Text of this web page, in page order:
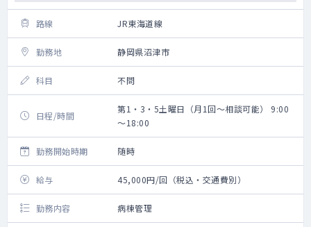
路線 JR東海道線
勤務地 静岡県沼津市
科目 不問
日程/時間
第1・3・5土曜日（月1回～相談可能） 9:00
～18:00
勤務開始時期 随時
給与 45,000円/回（税込・交通費別）
勤務内容 病棟管理